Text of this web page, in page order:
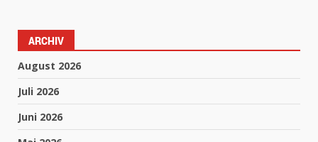
ARCHIV
August 2026
Juli 2026
Juni 2026